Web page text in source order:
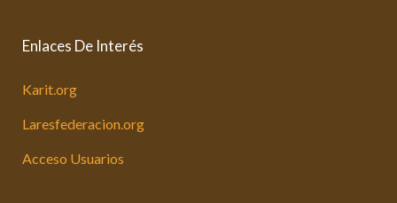
Enlaces De Interés
Karit.org
Laresfederacion.org
Acceso Usuarios